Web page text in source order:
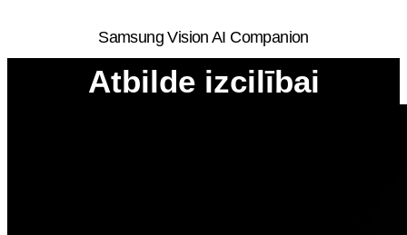
Samsung Vision AI Companion
Atbilde izcilībai